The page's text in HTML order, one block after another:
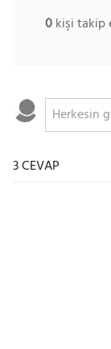
0kişi takip
3 CEVAP